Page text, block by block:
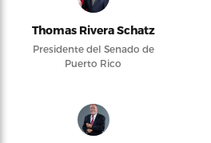
Thomas Rivera Schatz
Presidente del Senado de
Puerto Rico